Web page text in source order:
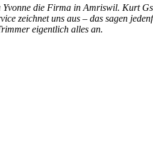
die Firma in Amriswil. Kurt
zeichnet uns aus – das sagen
eigentlich alles an.